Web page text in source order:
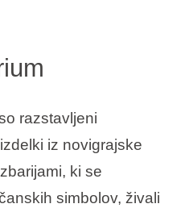
razstavljeni
iz novigrajske
ki se
simbolov, živali